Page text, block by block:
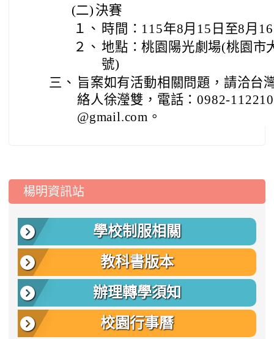
(二) 決賽
１、 時間：115年8月15日至8月
２、 地點：桃園陽光劇場(桃園市
號)
三、 旨案如有活動相關問題，請洽台
絡人徐瀅雙，電話：0982-
@gmail.com。
::: 楊明資訊站
學校制服相關
教科書版本
辦理轉學須知
校園行事曆